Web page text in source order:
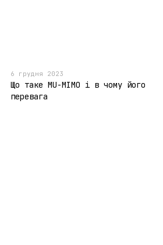
6 грудня 2023
Що таке MU-MIMO і в чому його
перевага